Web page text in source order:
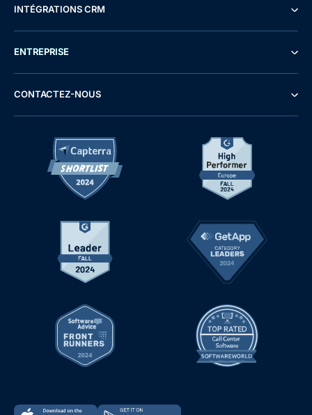
INTÉGRATIONS CRM
ENTREPRISE
CONTACTEZ-NOUS